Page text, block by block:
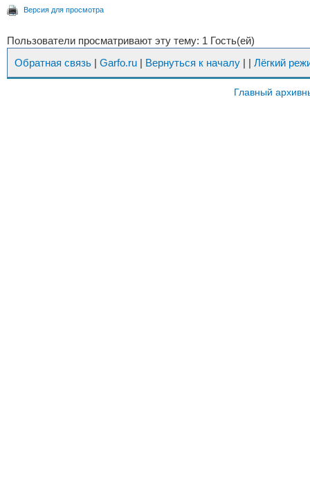
Версия для просмотра
Пользователи просматривают эту тему: 1 Гость(ей)
Обратная связь | Garfo.ru | Вернуться к началу | | Лёгкий
Главный